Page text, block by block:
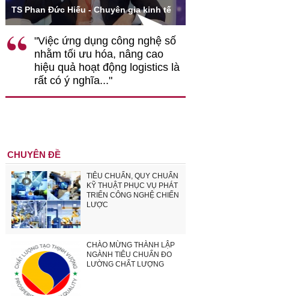
TS Phan Đức Hiếu - Chuyên gia kinh tế
"Việc ứng dụng công nghệ số
nhằm tối ưu hóa, nâng cao
hiệu quả hoạt động logistics là
rất có ý nghĩa..."
CHUYÊN ĐỀ
TIÊU CHUẨN, QUY CHUẨN
KỸ THUẬT PHỤC VỤ PHÁT
TRIỂN CÔNG NGHỆ CHIẾN
LƯỢC
CHÀO MỪNG THÀNH LẬP
NGÀNH TIÊU CHUẨN ĐO
LƯỜNG CHẤT LƯỢNG